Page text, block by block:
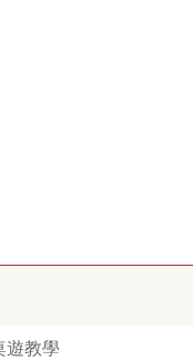
教學